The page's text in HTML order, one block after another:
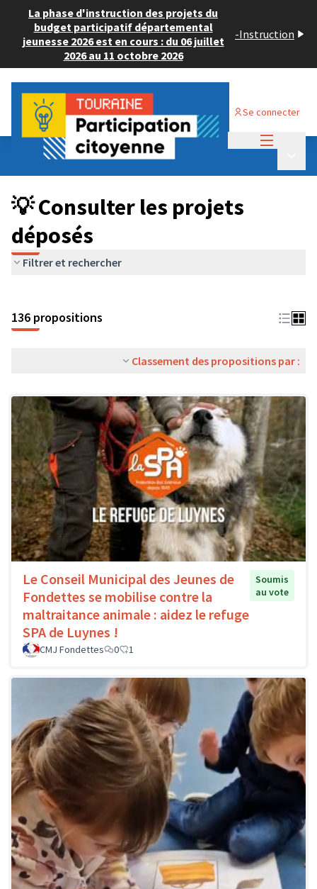
La phase d'instruction des projets du
budget participatif départemental
jeunesse 2026 est en cours : du 06 juillet
2026 au 11 octobre 2026
-Instruction
Se connecter
Budget Participatif JEUNESSE 2024
💡 Consulter les projets déposés
💡 Consulter les projets
déposés
Filtrer et rechercher
136 propositions
Classement des propositions par :
Le Conseil Municipal des Jeunes de
Fondettes se mobilise contre la
maltraitance animale : aidez le refuge
SPA de Luynes !
Soumis
au vote
CMJ Fondettes 0 1